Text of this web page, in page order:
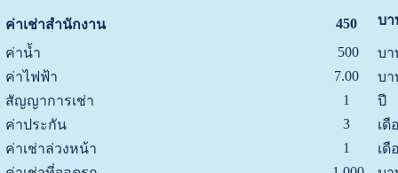
ค่าเช่าสำนักงาน 450 บา
ค่าน้ำ 500
บา
ค่าไฟฟ้า
7.00
บา
สัญญาการเช่า
1
ปี
ค่าประกัน
3
เดื
ค่าเช่าล่วงหน้า
1
เดื